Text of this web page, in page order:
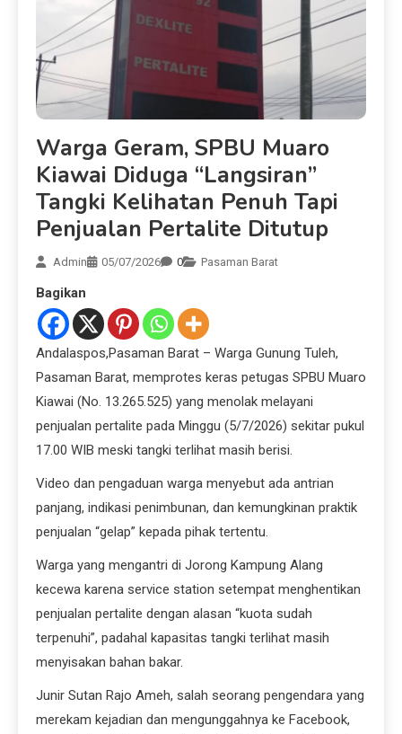
Warga Geram, SPBU Muaro
Kiawai Diduga “Langsiran”
Tangki Kelihatan Penuh Tapi
Penjualan Pertalite Ditutup
Admin 05/07/2026 0 Pasaman Barat
Bagikan
Andalaspos,Pasaman Barat – Warga Gunung Tuleh,
Pasaman Barat, memprotes keras petugas SPBU Muaro
Kiawai (No. 13.265.525) yang menolak melayani
penjualan pertalite pada Minggu (5/7/2026) sekitar pukul
17.00 WIB meski tangki terlihat masih berisi.
Video dan pengaduan warga menyebut ada antrian
panjang, indikasi penimbunan, dan kemungkinan praktik
penjualan “gelap” kepada pihak tertentu.
Warga yang mengantri di Jorong Kampung Alang
kecewa karena service station setempat menghentikan
penjualan pertalite dengan alasan “kuota sudah
terpenuhi”, padahal kapasitas tangki terlihat masih
menyisakan bahan bakar.
Junir Sutan Rajo Ameh, salah seorang pengendara yang
merekam kejadian dan mengunggahnya ke Facebook,